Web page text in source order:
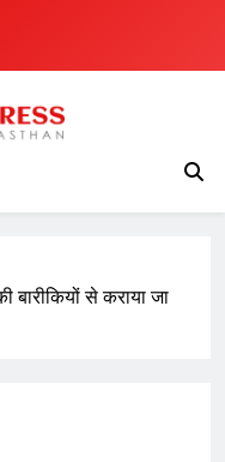
बारीकियों से कराया जा